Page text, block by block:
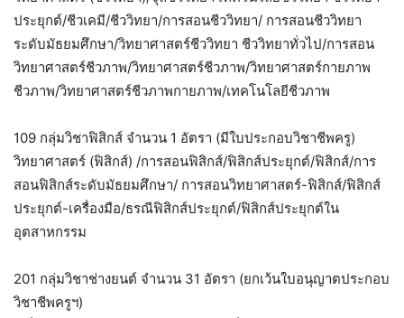
ประยุกต์/ชีวเคมี/ชีววิทยา/การสอนชีววิทยา/ การสอนชีววิทยา
ระดับมัธยมศึกษา/วิทยาศาสตร์ชีววิทยา ชีววิทยาทั่วไป/การสอน
วิทยาศาสตร์ชีวภาพ/วิทยาศาสตร์ชีวภาพ/วิทยาศาสตร์กายภาพ
ชีวภาพ/วิทยาศาสตร์ชีวภาพกายภาพ/เทคโนโลยีชีวภาพ
109 กลุ่มวิชาฟิสิกส์ จำนวน 1 อัตรา (มีใบประกอบวิชาชีพครู)
วิทยาศาสตร์ (ฟิสิกส์) /การสอนฟิสิกส์/ฟิสิกส์ประยุกต์/ฟิสิกส์/การ
สอนฟิสิกส์ระดับมัธยมศึกษา/ การสอนวิทยาศาสตร์-ฟิสิกส์/ฟิสิกส์
ประยุกต์-เครื่องมือ/ธรณีฟิสิกส์ประยุกต์/ฟิสิกส์ประยุกต์ใน
อุตสาหกรรม
201 กลุ่มวิชาช่างยนต์ จำนวน 31 อัตรา (ยกเว้นใบอนุญาตประกอบ
วิชาชีพครูฯ)